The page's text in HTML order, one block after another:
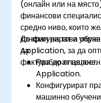
(онлайн или на
финансови
средно ниво, които
конфигурират и
Application, за да
фактура до плащане.
До края на това
да:
Разбират
Application.
Конфигурират
машинно